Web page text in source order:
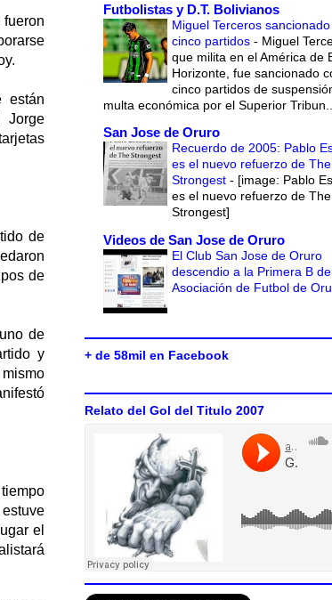
están
Jorge
de
de
de
y
el
Futbolistas y D.T. Bolivianos
Miguel Terceros
cinco partidos - Miguel
que milita en el América de
Horizonte, fue sancionado
cinco partidos de
multa económica por el Superior
San Jose de Oruro
Recuerdo de 2005: Pablo
es el nuevo refuerzo de The
Strongest - [image: Pablo
es el nuevo refuerzo de The
Strongest]
Videos de San Jose de Oruro
El Club San Jose de Oruro
descendio a la Primera B
Asociación de Futbol de
+ de 58mil en Facebook
Relato del Gol del Titulo 2007